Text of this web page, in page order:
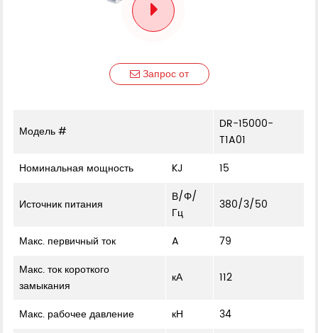
Запрос от
Модель #
DR-15000-
T1A01
Номинальная мощность
KJ 15
Источник питания
В/Φ/
Гц
380/3/50
Макс. первичный ток A
79
Макс. ток короткого
замыкания
кА 112
Макс. рабочее давление кН
34